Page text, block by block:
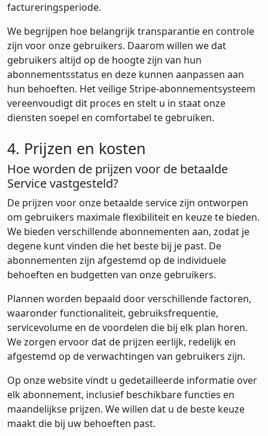
factureringsperiode.
We begrijpen hoe belangrijk transparantie en controle
zijn voor onze gebruikers. Daarom willen we dat
gebruikers altijd op de hoogte zijn van hun
abonnementsstatus en deze kunnen aanpassen aan
hun behoeften. Het veilige Stripe-abonnementsysteem
vereenvoudigt dit proces en stelt u in staat onze
diensten soepel en comfortabel te gebruiken.
4. Prijzen en kosten
Hoe worden de prijzen voor de betaalde
Service vastgesteld?
De prijzen voor onze betaalde service zijn ontworpen
om gebruikers maximale flexibiliteit en keuze te bieden.
We bieden verschillende abonnementen aan, zodat je
degene kunt vinden die het beste bij je past. De
abonnementen zijn afgestemd op de individuele
behoeften en budgetten van onze gebruikers.
Plannen worden bepaald door verschillende factoren,
waaronder functionaliteit, gebruiksfrequentie,
servicevolume en de voordelen die bij elk plan horen.
We zorgen ervoor dat de prijzen eerlijk, redelijk en
afgestemd op de verwachtingen van gebruikers zijn.
Op onze website vindt u gedetailleerde informatie over
elk abonnement, inclusief beschikbare functies en
maandelijkse prijzen. We willen dat u de beste keuze
maakt die bij uw behoeften past.